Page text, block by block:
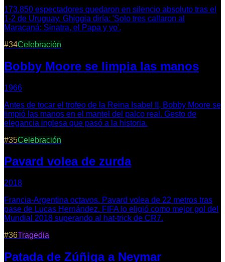
173.850 espectadores quedaron en silencio absoluto tras el
1-2 de Uruguay. Ghiggia diría: 'Solo tres callaron al
Maracaná: Sinatra, el Papa y yo'.
#34Celebración
Bobby Moore se limpia las manos
1966
Antes de tocar el trofeo de la Reina Isabel II, Bobby Moore se
limpió las manos en el mantel del palco real. Gesto de
elegancia inglesa que pasó a la historia.
#35Celebración
Pavard volea de zurda
2018
Francia-Argentina octavos. Pavard volea de 22 metros tras
pase de Lucas Hernández. FIFA lo eligió como mejor gol del
Mundial 2018 superando al hat-trick de CR7.
#36Tragedia
Patada de Zúñiga a Neymar